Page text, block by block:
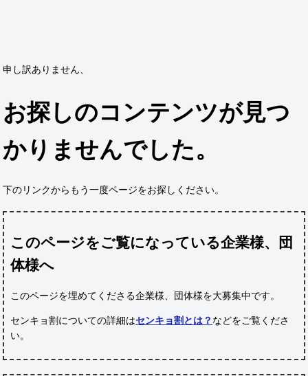
申し訳ありません、
お探しのコンテンツが見つ
かりませんでした。
下のリンクからもう一度ページをお探しください。
このページをご覧になっている企業様、団
体様へ
このページを埋めてくださる企業様、団体様を大募集中です。
センキョ割についての詳細はセンキョ割とは？ などをご覧くださ
い。